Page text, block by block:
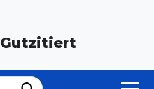
Gutzitiert